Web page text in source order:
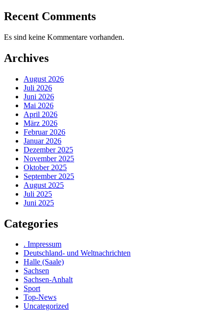
Recent Comments
Es sind keine Kommentare vorhanden.
Archives
August 2026
Juli 2026
Juni 2026
Mai 2026
April 2026
März 2026
Februar 2026
Januar 2026
Dezember 2025
November 2025
Oktober 2025
September 2025
August 2025
Juli 2025
Juni 2025
Categories
. Impressum
Deutschland- und Weltnachrichten
Halle (Saale)
Sachsen
Sachsen-Anhalt
Sport
Top-News
Uncategorized